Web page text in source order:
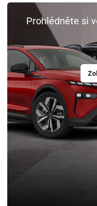
Prohlédněte si